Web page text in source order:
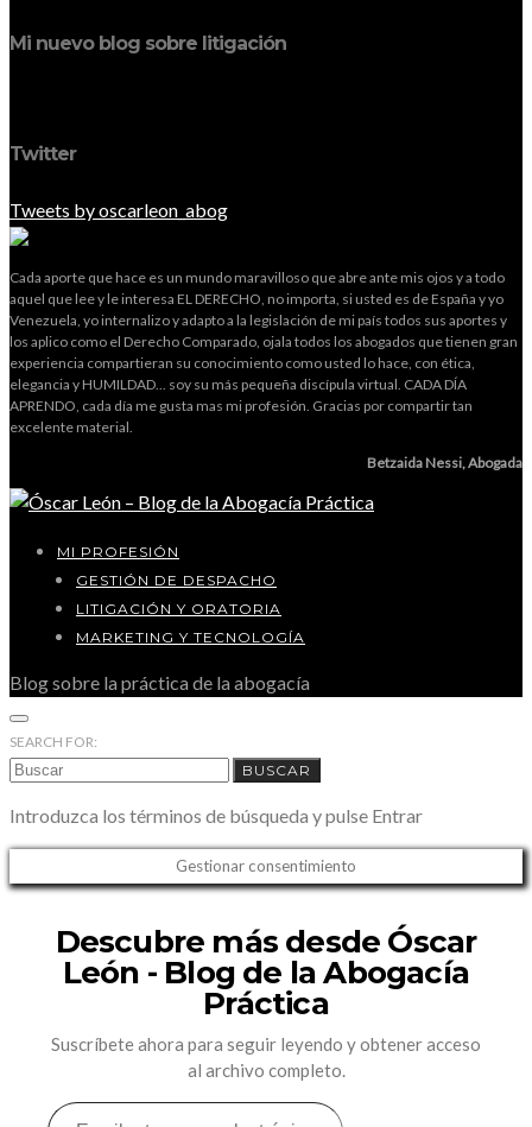
Mi nuevo blog sobre litigación
Twitter
Tweets by oscarleon_abog
Cada aporte que hace es un mundo maravilloso que abre ante mis ojos y a todo
aquel que lee y le interesa EL DERECHO, no importa, si usted es de España y yo
Venezuela, yo internalizo y adapto a la legislación de mi país todos sus aportes y
los aplico como el Derecho Comparado, ojala todos los abogados que tienen gran
experiencia compartieran su conocimiento como usted lo hace, con ética,
elegancia y HUMILDAD... soy su más pequeña discípula virtual. CADA DÍA
APRENDO, cada día me gusta mas mi profesión. Gracias por compartir tan
excelente material.
Betzaida Nessi, Abogada
MI PROFESIÓN
GESTIÓN DE DESPACHO
LITIGACIÓN Y ORATORIA
MARKETING Y TECNOLOGÍA
Blog sobre la práctica de la abogacía
SEARCH FOR:
BUSCAR
Introduzca los términos de búsqueda y pulse Entrar
Gestionar consentimiento
Descubre más desde Óscar
León - Blog de la Abogacía
Práctica
Suscríbete ahora para seguir leyendo y obtener acceso
al archivo completo.
ESCRIBE